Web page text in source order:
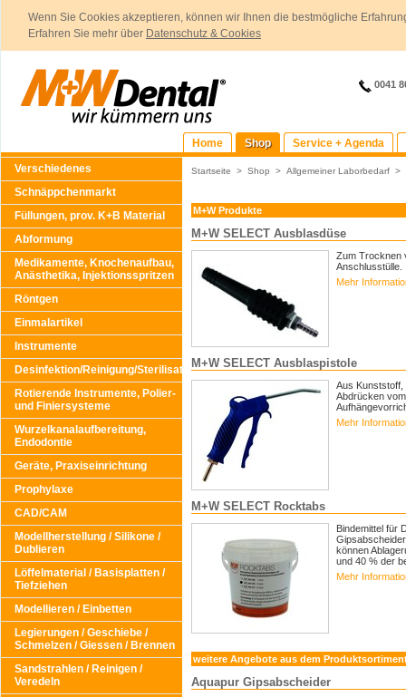
Wenn Sie Cookies akzeptieren, können wir Ihnen die bestmögliche
Erfahren Sie mehr über Datenschutz & Cookies
0041
Home Shop
Service + Agenda
Verschiedenes
Schnäppchenmarkt
Füllungen, prov. K+B Material
Abformung
Medikamente, Knochenaufbau,
Anästhetika, Injektionsspritzen
Röntgen
Einmalartikel
Instrumente
Desinfektion/Reinigung/Sterilisation
Rotierende Instrumente, Polier-
und Finiersysteme
Wurzelkanalaufbereitung,
Endodontie
Geräte, Praxiseinrichtung
Prophylaxe
CAD/CAM
Modellherstellung / Silikone /
Dublieren
Löffelmaterial / Basisplatten /
Tiefziehen
Modellieren / Einbetten
Legierungen / Geschiebe /
Schmelzen / Giessen / Brennen
Sandstrahlen / Reinigen /
Veredeln
Startseite > Shop > Allgemeiner Laborbedarf >
M+W Produkte
M+W SELECT Ausblasdüse
Zum Trocknen
Anschlusstülle.
Mehr
M+W SELECT Ausblaspistole
Aus Kunststoff,
Abdrücken
Mehr
M+W SELECT Rocktabs
Bindemittel für
können
und 40 % der
Mehr
weitere Angebote aus dem
Aquapur Gipsabscheider